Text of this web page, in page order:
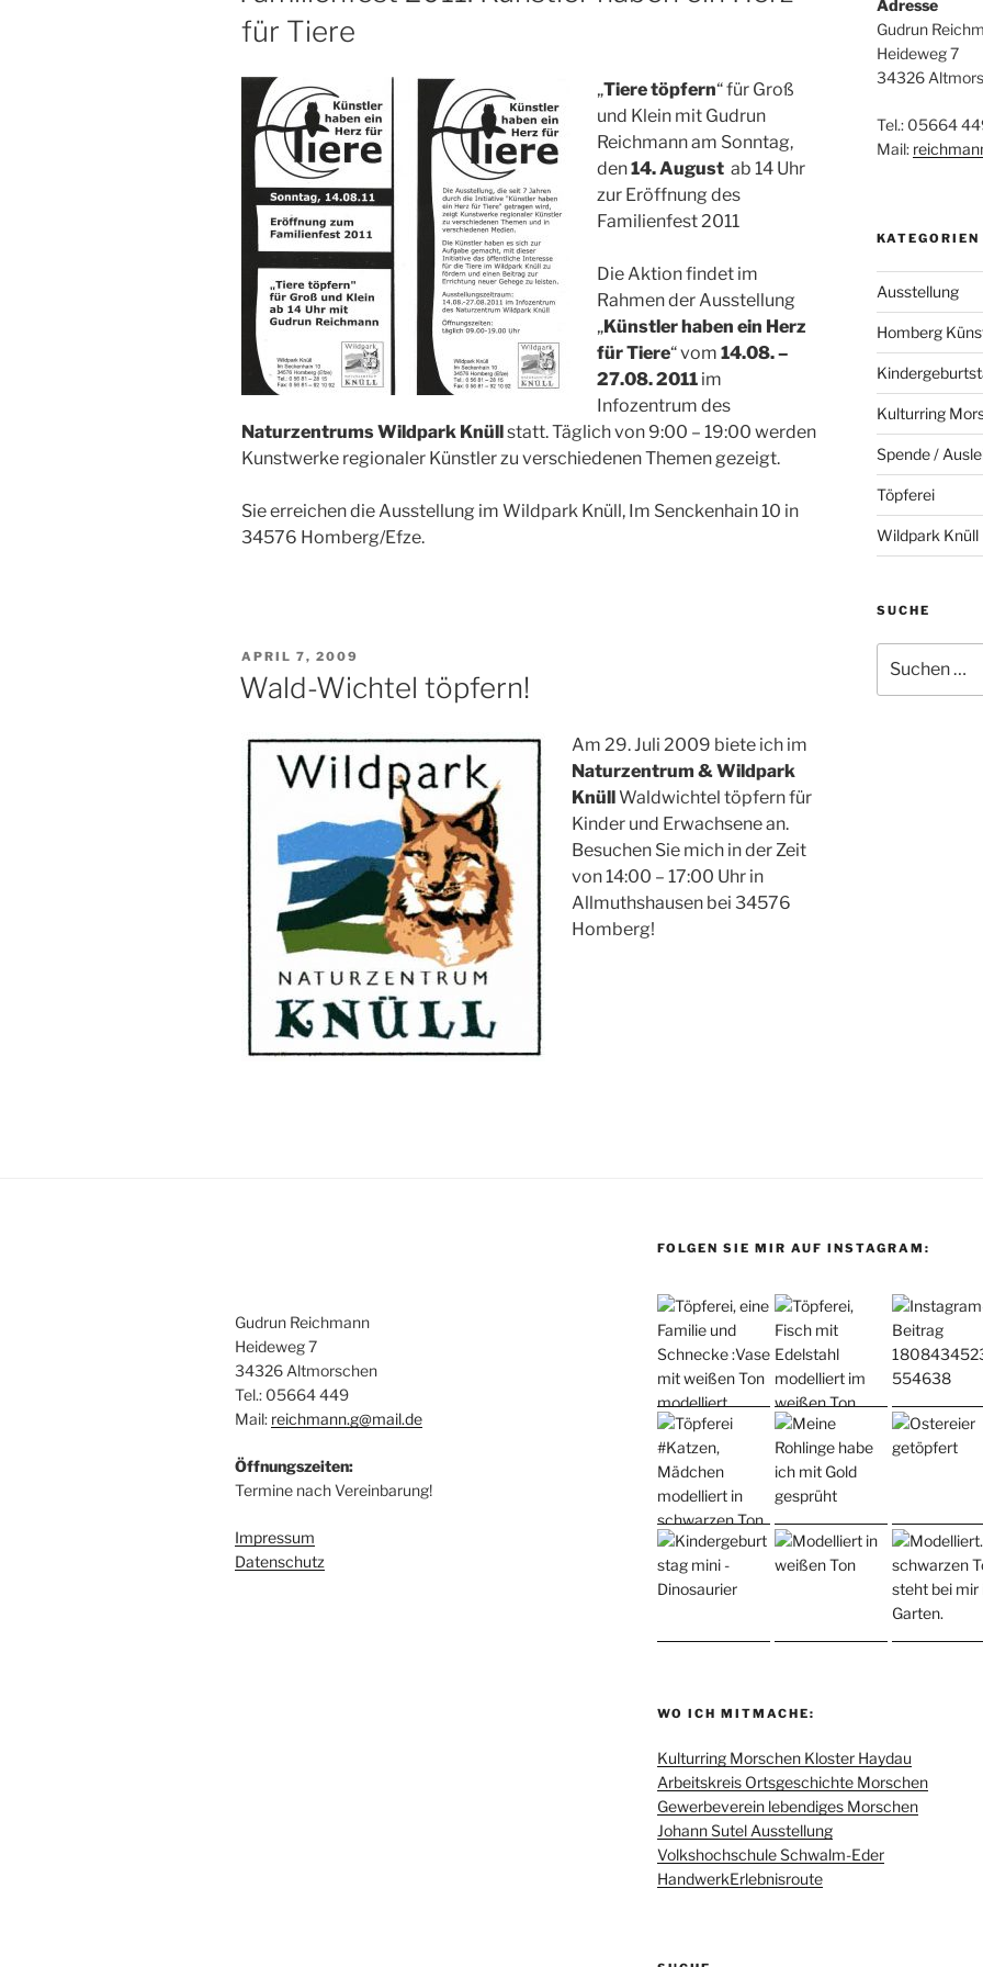
für Tiere
„Tiere töpfern“ für Groß
und Klein mit Gudrun
Reichmann am Sonntag,
den14. August ab 14 Uhr
zur Eröffnung des
Familienfest 2011
Die Aktion findet im
Rahmen der Ausstellung
„Künstler haben ein Herz
für Tiere“ vom 14.08. –
27.08. 2011 im
Infozentrum des
Naturzentrums Wildpark Knüllstatt. Täglich von 9:00 – 19:00 werden
Kunstwerke regionaler Künstler zu verschiedenen Themen gezeigt.
Sie erreichen die Ausstellung im Wildpark Knüll, Im Senckenhain 10 in
34576 Homberg/Efze.
VERÖFFENTLICHT
APRIL 7, 2009
Wald-Wichtel töpfern!
Am 29. Juli 2009 biete ich im
Naturzentrum & Wildpark
KnüllWaldwichtel töpfern für
Kinder und Erwachsene an.
Besuchen Sie mich in der Zeit
von 14:00 – 17:00 Uhr in
Allmuthshausen bei 34576
Homberg!
Adresse
Gudrun
Heideweg 7
34326
Tel.: 05664
Mail:
KATEGORIEN
Ausstellung
Homberg
Kulturring
Spende /
Töpferei
Wildpark Knüll
SUCHE
nach:
Gudrun Reichmann
Heideweg 7
34326 Altmorschen
Tel.: 05664 449
Mail: reichmann.g@mail.de
Öffnungszeiten:
Termine nach Vereinbarung!
Impressum
Datenschutz
FOLGEN SIE MIR AUF INSTAGRAM:
WO ICH MITMACHE:
Kulturring Morschen Kloster Haydau
Arbeitskreis Ortsgeschichte Morschen
Gewerbeverein lebendiges Morschen
Johann Sutel Ausstellung
Volkshochschule Schwalm-Eder
HandwerkErlebnisroute